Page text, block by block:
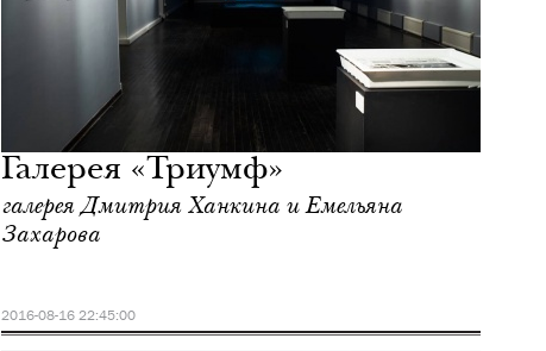
Галерея «Триумф»
галерея Дмитрия Ханкина и Емельяна
Захарова
2016-08-16 22:45:00